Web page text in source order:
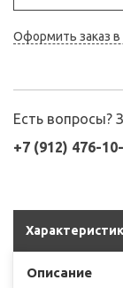
Оформить заказ в
Есть вопросы?
+7 (912) 476-
Описание